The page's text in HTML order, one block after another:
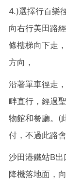
4.)選擇行百樂
向右行美田路
條樓梯向下走
方向，
沿著單車徑走
畔直行，經過
物館和餐廳。(
付，不過此路
沙田港鐵站B
降機落地面，